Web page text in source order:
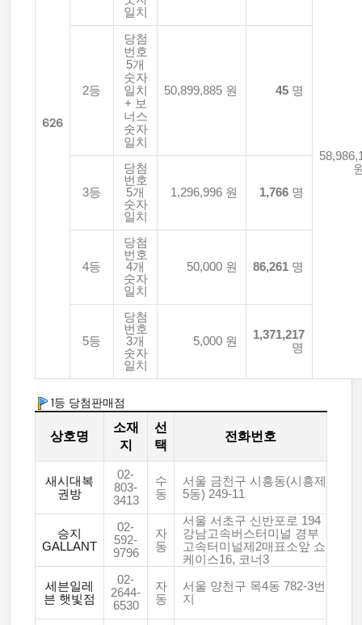
626
일치
2등
당첨
번호
5개
숫자
일치
+ 보
너스
숫자
일치
50,899,885 원 45 명
3등
당첨
번호
5개
숫자
일치
1,296,996 원 1,766 명
4등
당첨
번호
4개
숫자
일치
50,000 원 86,261 명
5등
당첨
번호
3개
숫자
일치
5,000 원
1,371,217
명
1등 당첨판매점
상호명
소재
지
선
택
전화번호
새시대복
권방
02-
803-
3413
수
동
서울 금천구 시흥동(시흥제
5동) 249-11
승지
GALLANT
02-
592-
9796
자
동
서울 서초구 신반포로 194
강남고속버스터미널 경부
고속터미널제2매표소앞 쇼
케이스16, 코너3
세븐일레
븐 햇빛점
02-
2644-
6530
자
동
서울 양천구 목4동 782-3번
지